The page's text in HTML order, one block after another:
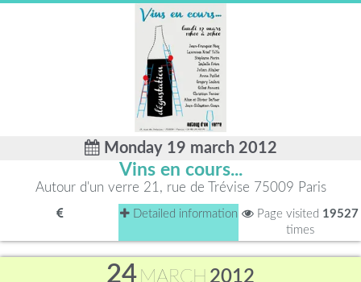
Monday 19 march 2012
Vins en cours...
Autour d'un verre 21, rue de Trévise 75009 Paris
Detailed information Page visited 19527
times
24 MARCH 2012